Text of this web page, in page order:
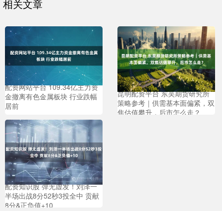
相关文章
配资网站平台 109.34亿主力资
金撤离有色金属板块 行业跌幅
居前
昆明配资平台 东吴期货研究所
策略参考｜供需基本面偏紧，双
焦估值攀升，后市怎么走？
配资知识股 弹无虚发！刘泽一
半场出战8分52秒3投全中 贡献
8分&正负值+10